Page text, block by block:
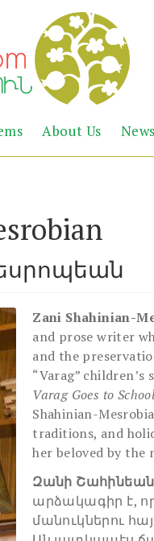
the
About Us
Zani Shahinian-
and prose writer
and the
“Varag”
Varag Goes to
Shahinian-
traditions, and
her beloved by the
Զանի
արձակագիր է,
մանուկներու